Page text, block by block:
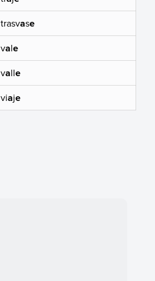
trasvase
vale
valle
viaje